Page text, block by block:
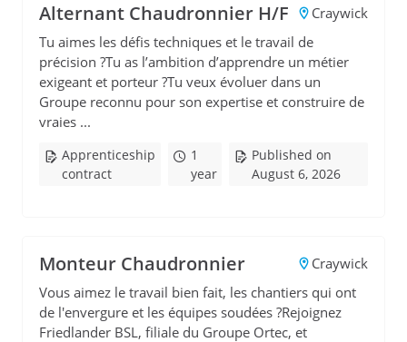
Alternant Chaudronnier H/F
Craywick
Tu aimes les défis techniques et le travail de
précision ?Tu as l’ambition d’apprendre un métier
exigeant et porteur ?Tu veux évoluer dans un
Groupe reconnu pour son expertise et construire de
vraies ...
Apprenticeship
contract
1
year
Published on
August 6, 2026
Monteur Chaudronnier
Craywick
Vous aimez le travail bien fait, les chantiers qui ont
de l'envergure et les équipes soudées ?Rejoignez
Friedlander BSL, filiale du Groupe Ortec, et